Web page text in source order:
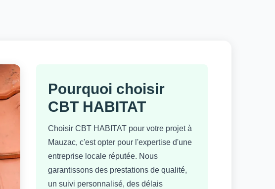
Pourquoi choisir
CBT HABITAT
Choisir CBT HABITAT pour votre projet à
Mauzac, c'est opter pour l'expertise d'une
entreprise locale réputée. Nous
garantissons des prestations de qualité,
un suivi personnalisé, des délais